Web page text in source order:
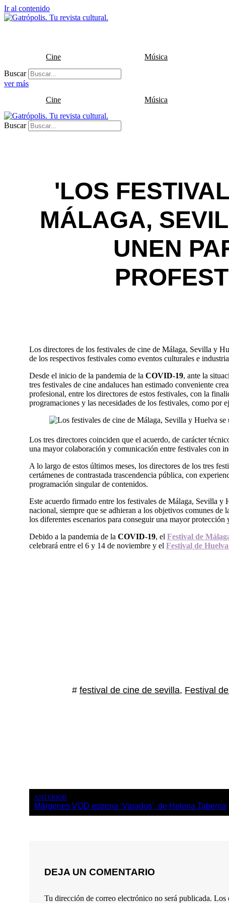
Ir al contenido
Cine Música
Buscar
ver más
Cine
Música
Buscar
'LOS
MÁLAGA,
UNEN
Los directores de los festivales de cine de Málaga, Sevilla y
de los respectivos festivales como eventos culturales e
Desde el inicio de la pandemia de la COVID-19, ante la
tres festivales de cine andaluces han estimado conveniente
profesional, entre los directores de estos festivales, con la
programaciones y las necesidades de los festivales, como por
Los tres directores coinciden que el acuerdo, de carácter
una mayor colaboración y comunicación entre festivales con
A lo largo de estos últimos meses, los directores de los tres
certámenes de contrastada trascendencia pública, con
programación singular de contenidos.
Este acuerdo firmado entre los festivales de Málaga, Sevilla
nacional, siempre que se adhieran a los objetivos comunes
los diferentes escenarios para conseguir una mayor
Debido a la pandemia de la COVID-19, el Festival de
celebrará entre el 6 y 14 de noviembre y el Festival de
# festival de cine de sevilla, Festival
ANTERIOR
Márgenes VOD estrena ‘Varados’, de Helena Taberna
DEJA UN COMENTARIO
Tu dirección de correo electrónico no será publicada. Los